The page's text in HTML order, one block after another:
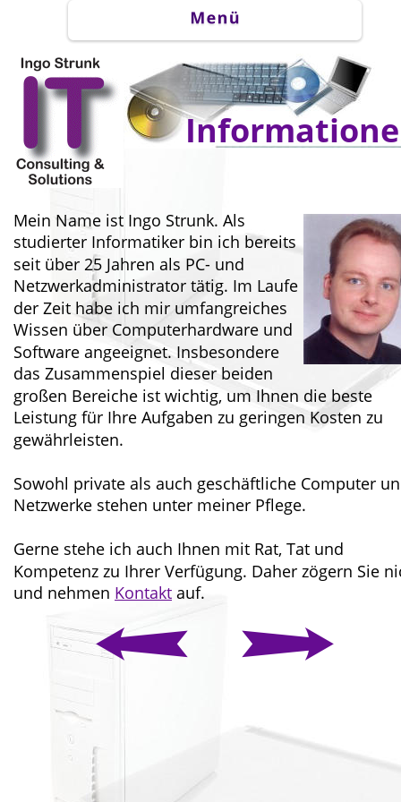
Mein Name ist Ingo Strunk. Als
studierter Informatiker bin ich bereits
seit über 25 Jahren als PC- und
Netzwerkadministrator tätig. Im Laufe
der Zeit habe ich mir umfangreiches
Wissen über Computerhardware und
Software angeeignet. Insbesondere
das Zusammenspiel dieser beiden
großen Bereiche ist wichtig, um Ihnen die beste
Leistung für Ihre Aufgaben zu geringen Kosten zu
gewährleisten.
Sowohl private als auch geschäftliche Computer
Netzwerke stehen unter meiner Pflege.
Gerne stehe ich auch Ihnen mit Rat, Tat und
Kompetenz zu Ihrer Verfügung. Daher zögern Sie
und nehmen Kontakt auf.